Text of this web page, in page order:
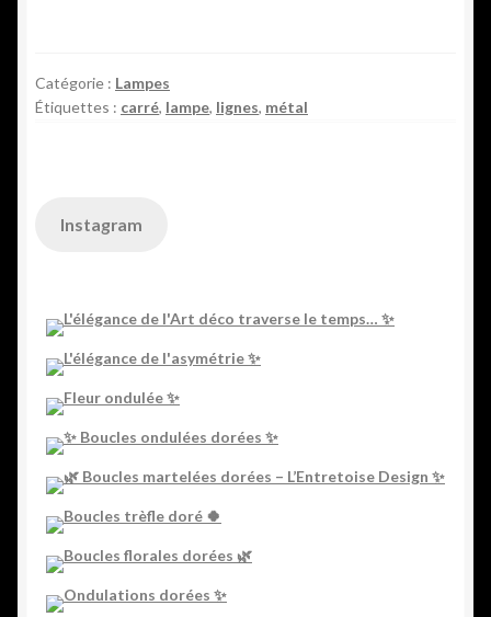
Catégorie : Lampes
Étiquettes : carré, lampe, lignes, métal
Instagram